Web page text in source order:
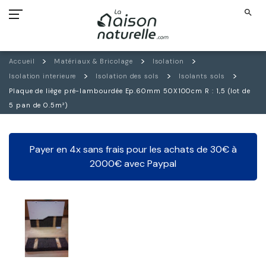
search
Accueil Matériaux & Bricolage
Isolation
Isolation interieure
Isolation des sols
Isolants sols
Plaque de liège pré-lambourdée Ep.60mm 50X100cm R : 1,5 (lot de
5 pan de 0.5m²)
Payer en 4x sans frais pour les achats de 30€ à
2000€ avec Paypal